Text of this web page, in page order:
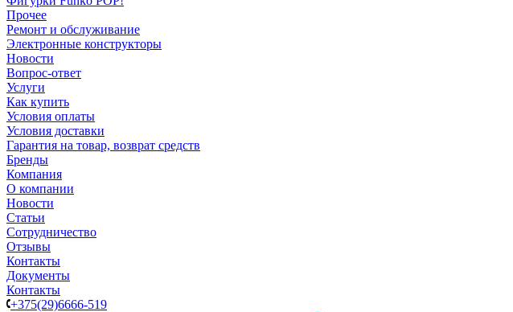
Прочее
Ремонт и обслуживание
Электронные конструкторы
Новости
Вопрос-ответ
Услуги
Как купить
Условия оплаты
Условия доставки
Гарантия на товар, возврат средств
Бренды
Компания
О компании
Новости
Статьи
Сотрудничество
Отзывы
Контакты
Документы
Контакты
+375(29)6666-519